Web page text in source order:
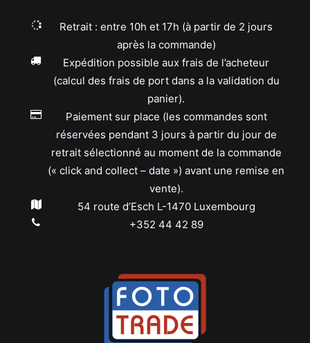
Retrait : entre 10h et 17h (à partir de 2 jours
après la commande)
Expédition possible aux frais de l’acheteur
(calcul des frais de port dans a la validation du
panier).
Paiement sur place (les commandes sont
réservées pendant 3 jours à partir du jour de
retrait sélectionné au moment de la commande
(« click and collect – date ») avant une remise en
vente).
54 route d’Esch L-1470 Luxembourg
+352 44 42 89